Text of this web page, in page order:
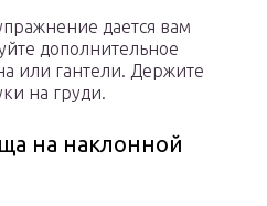
дается вам
дополнительное
или гантели. Держите
на груди.
на наклонной